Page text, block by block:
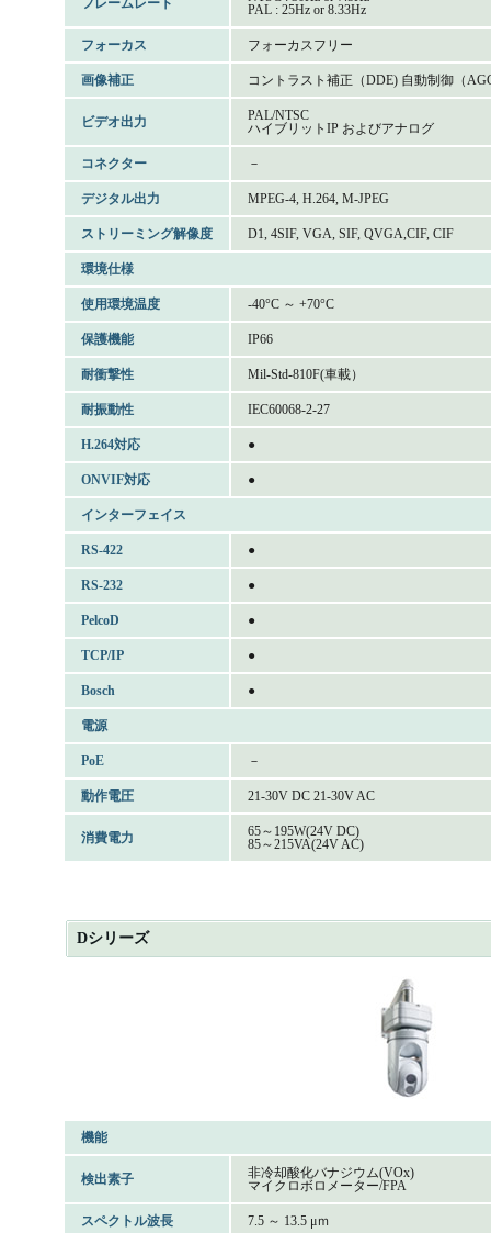
フレームレート
PAL : 25Hz or 8.33Hz
フォーカス フォーカスフリー
画像補正 コントラスト補正（DDE) 自動制御（
ビデオ出力
PAL/NTSC
ハイブリットIP およびアナログ
コネクター －
デジタル出力 MPEG-4, H.264, M-JPEG
ストリーミング解像度 D1, 4SIF, VGA, SIF, QVGA,CIF, CIF
環境仕様
使用環境温度 -40°C ～ +70°C
保護機能 IP66
耐衝撃性 Mil-Std-810F(車載）
耐振動性 IEC60068-2-27
H.264対応 ●
ONVIF対応 ●
インターフェイス
RS-422 ●
RS-232 ●
PelcoD ●
TCP/IP ●
Bosch ●
電源
PoE －
動作電圧 21-30V DC 21-30V AC
消費電力
65～195W(24V DC)
85～215VA(24V AC)
Dシリーズ
機能
検出素子
非冷却酸化バナジウム(VOx)
マイクロボロメーター/FPA
スペクトル波長 7.5 ～ 13.5 μｍ